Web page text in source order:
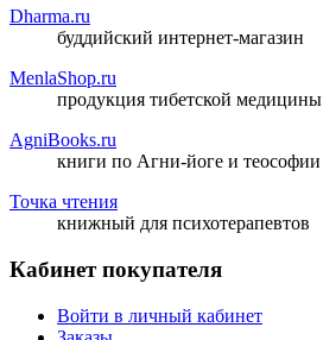
Dharma.ru
буддийский интернет-магазин
MenlaShop.ru
продукция тибетской медицины
AgniBooks.ru
книги по Агни-йоге и теософии
Точка чтения
книжный для психотерапевтов
Кабинет покупателя
Войти в личный кабинет